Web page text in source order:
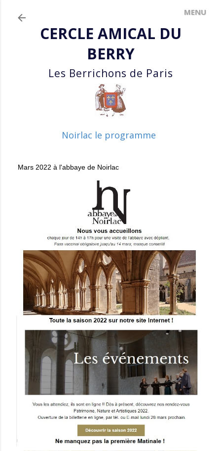
CERCLE AMICAL DU
BERRY
Les Berrichons de Paris
Noirlac le programme
Mars 2022 à l'abbaye de Noirlac